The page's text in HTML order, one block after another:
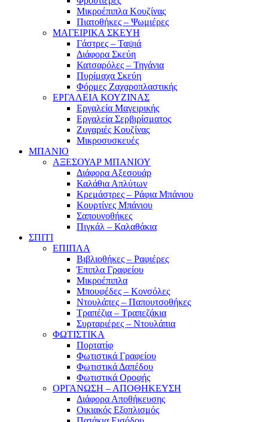
Μικροέπιπλα Κουζίνας
Πιατοθήκες – Ψωμιέρες
ΜΑΓΕΙΡΙΚΑ ΣΚΕΥΗ
Γάστρες – Ταψιά
Διάφορα Σκεύη
Κατσαρόλες – Τηγάνια
Πυρίμαχα Σκεύη
Φόρμες Ζαχαροπλαστικής
ΕΡΓΑΛΕΙΑ ΚΟΥΖΙΝΑΣ
Εργαλεία Μαγειρικής
Εργαλεία Σερβιρίσματος
Ζυγαριές Κουζίνας
Μικροσυσκευές
ΜΠΑΝΙΟ
ΑΞΕΣΟΥΑΡ ΜΠΑΝΙΟΥ
Διάφορα Αξεσουάρ
Καλάθια Απλύτων
Κρεμάστρες – Ράφια Μπάνιου
Κουρτίνες Μπάνιου
Σαπουνοθήκες
Πιγκάλ – Καλαθάκια
ΣΠΙΤΙ
ΕΠΙΠΛΑ
Βιβλιοθήκες – Ραφιέρες
Έπιπλα Γραφείου
Μικροέπιπλα
Μπουφέδες – Κονσόλες
Ντουλάπες – Παπουτσοθήκες
Τραπέζια – Τραπεζάκια
Συρταριέρες – Ντουλάπια
ΦΩΤΙΣΤΙΚΑ
Πορτατίφ
Φωτιστικά Γραφείου
Φωτιστικά Δαπέδου
Φωτιστικά Οροφής
ΟΡΓΑΝΩΣΗ – ΑΠΟΘΗΚΕΥΣΗ
Διάφορα Αποθήκευσης
Οικιακός Εξοπλισμός